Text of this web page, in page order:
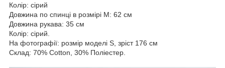
Колір: сірий
Довжина по спинці в розмірі М: 62 см
Довжина рукава: 35 см
Колір: сірий.
На фотографії: розмір моделі S, зріст 176 см
Склад: 70% Cotton, 30% Поліестер.